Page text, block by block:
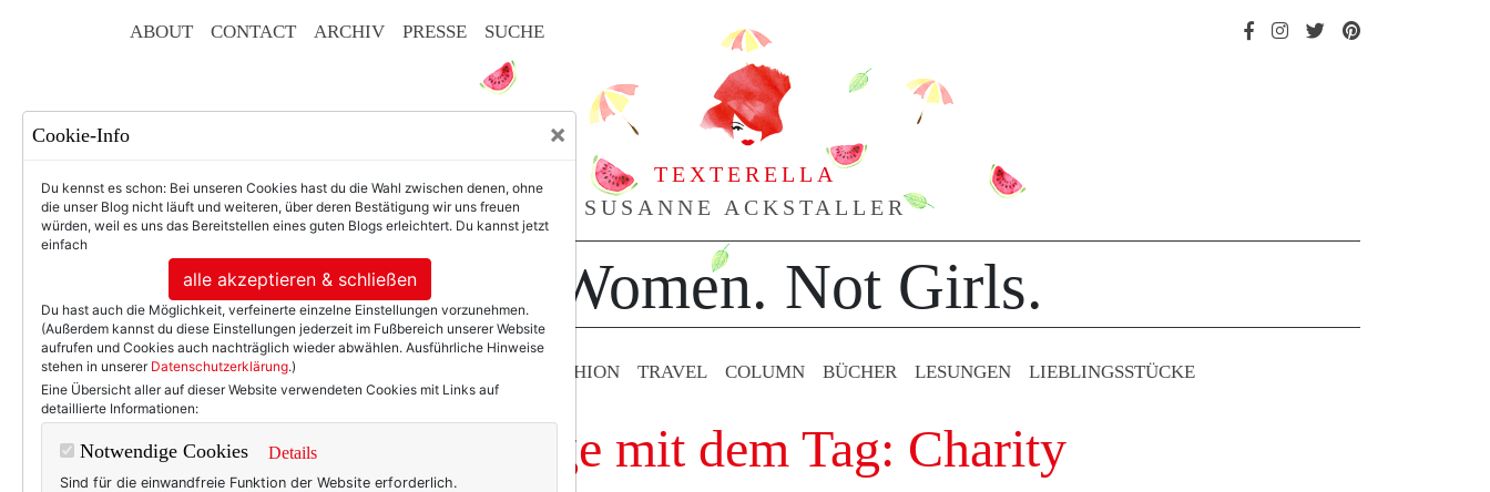
ABOUT CONTACT ARCHIV PRESSE SUCHE
TEXTERELLA
SUSANNE ACKSTALLER
For Women. Not Girls.
BEAUTY & FASHION TRAVEL COLUMN BÜCHER LESUNGEN LIEBLINGS­STÜCKE
Einträge mit dem Tag: Charity
Cookie-Info ×
Du kennst es schon: Bei unseren Cookies hast du die Wahl zwischen denen, ohne
die unser Blog nicht läuft und weiteren, über deren Bestätigung wir uns freuen
würden, weil es uns das Bereitstellen eines guten Blogs erleichtert. Du kannst jetzt
einfach
alle akzeptieren & schließen
Du hast auch die Möglichkeit, verfeinerte einzelne Einstellungen vorzunehmen.
(Außerdem kannst du diese Einstellungen jederzeit im Fußbereich unserer Website
aufrufen und Cookies auch nachträglich wieder abwählen. Ausführliche Hinweise
stehen in unserer Datenschutzerklärung.)
Eine Übersicht aller auf dieser Website verwendeten Cookies mit Links auf
detaillierte Informationen:
Notwendige Cookies Details
Sind für die einwandfreie Funktion der Website erforderlich.